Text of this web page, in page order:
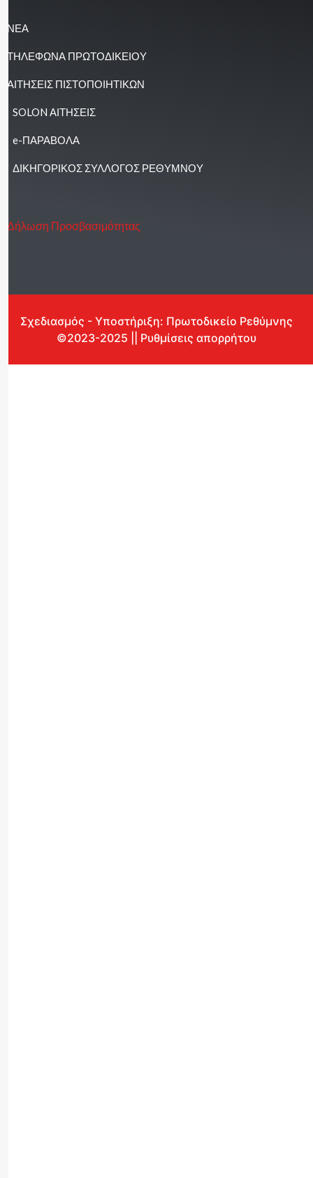
ΝΕΑ
ΤΗΛΕΦΩΝΑ ΠΡΩΤΟΔΙΚΕΙΟΥ
ΑΙΤΗΣΕΙΣ ΠΙΣΤΟΠΟΙΗΤΙΚΩΝ
SOLON ΑΙΤΗΣΕΙΣ
e-ΠΑΡΑΒΟΛΑ
ΔΙΚΗΓΟΡΙΚΟΣ ΣΥΛΛΟΓΟΣ ΡΕΘΥΜΝΟΥ
Δήλωση Προσβασιμότητας
Σχεδιασμός - Υποστήριξη: Πρωτοδικείο Ρεθύμνης
©2023-2025 || Ρυθμίσεις απορρήτου